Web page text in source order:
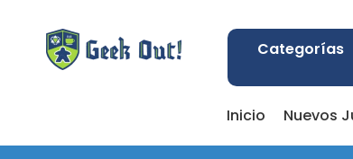
Categorías
Inicio Nuevos